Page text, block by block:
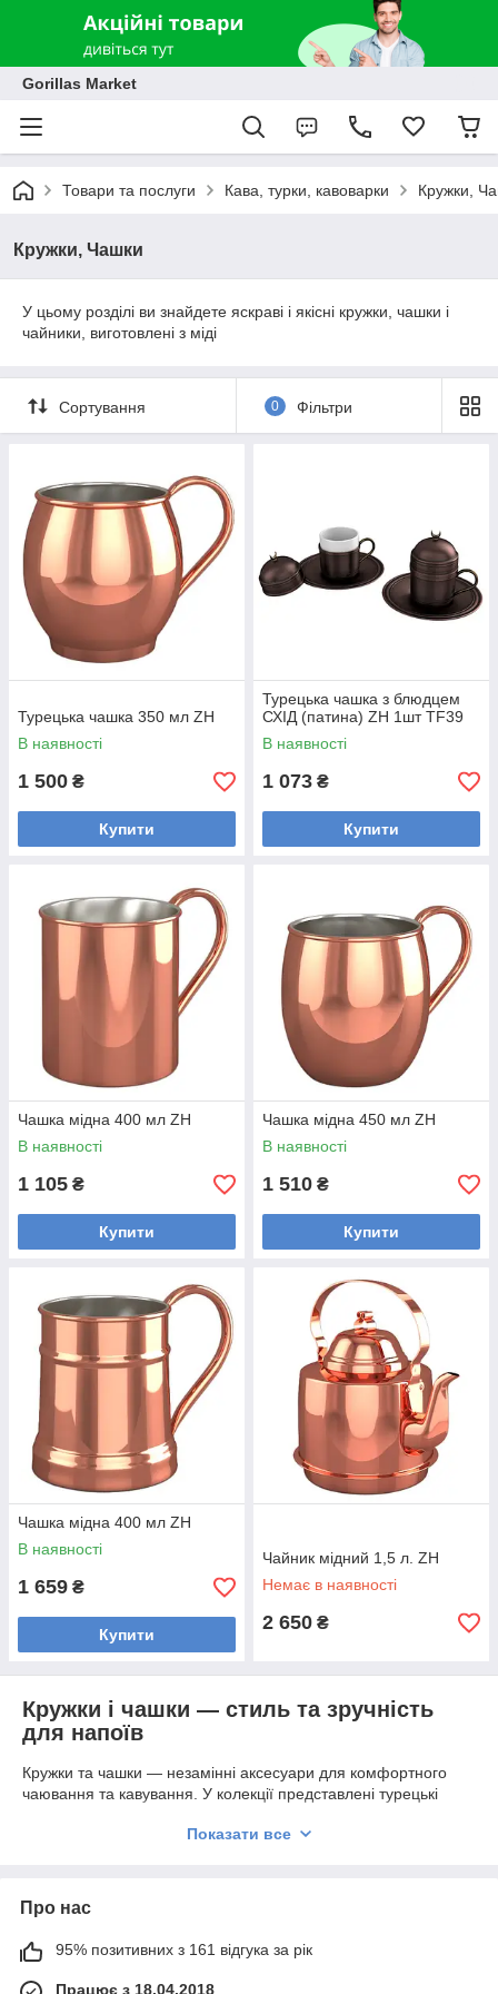
Gorillas Market
Товари та послуги Кава, турки, кавоварки Кружки,
Кружки, Чашки
У цьому розділі ви знайдете яскраві і якісні кружки, чашки і
чайники, виготовлені з міді
Сортування 0 Фільтри
Турецька чашка 350 мл ZH
В наявності
1 500 ₴
Купити
Турецька чашка з блюдцем
СХІД (патина) ZH 1шт TF39
В наявності
1 073 ₴
Купити
Чашка мідна 400 мл ZH
В наявності
1 105 ₴
Купити
Чашка мідна 450 мл ZH
В наявності
1 510 ₴
Купити
Чашка мідна 400 мл ZH
В наявності
1 659 ₴
Купити
Чайник мідний 1,5 л. ZH
Немає в наявності
2 650 ₴
Кружки і чашки — стиль та зручність
для напоїв
Кружки та чашки — незамінні аксесуари для комфортного
чаювання та кавування. У колекції представлені турецькі
патиною для вишуканого зовнішнього вигляду. Вони
☕ Різноманітність форм і об’ємів для будь-якого напою.
🎁 Чудовий подарунок для любителів кави та чаю.
Мідні чашки — тепло та довговічність
Показати все
Про нас
95% позитивних з 161 відгука за рік
Працює з 18.04.2018